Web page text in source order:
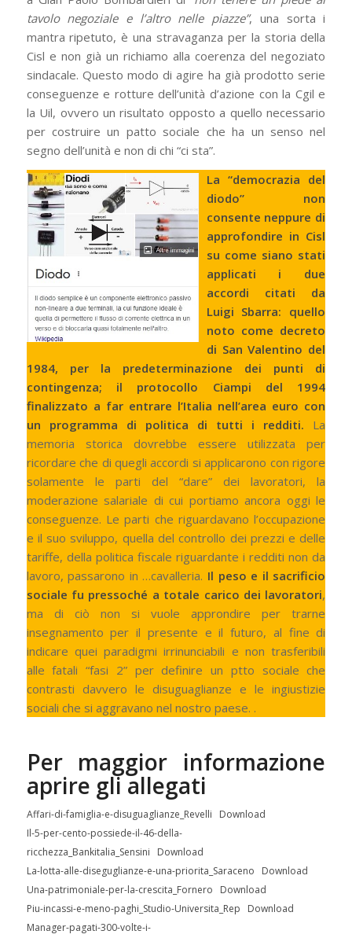
tavolo negoziale e l’altro nelle piazze”, una sorta i
mantra ripetuto, è una stravaganza per la storia della
Cisl e non già un richiamo alla coerenza del negoziato
sindacale. Questo modo di agire ha già prodotto serie
conseguenze e rotture dell’unità d’azione con la Cgil e
la Uil, ovvero un risultato opposto a quello necessario
per costruire un patto sociale che ha un senso nel
segno dell’unità e non di chi “ci sta”.
La “democrazia del
diodo” non
consente neppure di
approfondire in Cisl
su come siano stati
applicati i due
accordi citati da
Luigi Sbarra: quello
noto come decreto
di San Valentino del
1984, per la predeterminazione dei punti di
contingenza; il protocollo Ciampi del 1994
finalizzato a far entrare l’Italia nell’area euro con
un programma di politica di tutti i redditi. La
memoria storica dovrebbe essere utilizzata per
ricordare che di quegli accordi si applicarono con rigore
solamente le parti del “dare” dei lavoratori, la
moderazione salariale di cui portiamo ancora oggi le
conseguenze. Le parti che riguardavano l’occupazione
e il suo sviluppo, quella del controllo dei prezzi e delle
tariffe, della politica fiscale riguardante i redditi non da
lavoro, passarono in …cavalleria. Il peso e il sacrificio
sociale fu pressoché a totale carico dei lavoratori,
ma di ciò non si vuole approndire per trarne
insegnamento per il presente e il futuro, al fine di
indicare quei paradigmi irrinunciabili e non trasferibili
alle fatali “fasi 2” per definire un ptto sociale che
contrasti davvero le disuguaglianze e le ingiustizie
sociali che si aggravano nel nostro paese. .
Per maggior informazione
aprire gli allegati
Affari-di-famiglia-e-disuguaglianze_Revelli
Download
Il-5-per-cento-possiede-il-46-della-
ricchezza_Bankitalia_Sensini
Download
La-lotta-alle-diseguglianze-e-una-priorita_Saraceno
Download
Una-patrimoniale-per-la-crescita_Fornero
Download
Piu-incassi-e-meno-paghi_Studio-Universita_Rep
Download
Manager-pagati-300-volte-i-